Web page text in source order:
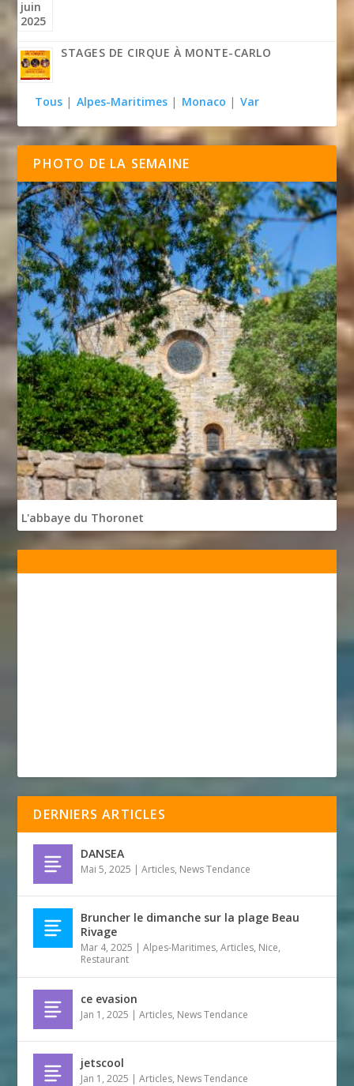
STAGES DE CIRQUE À MONTE-CARLO
Tous | Alpes-Maritimes | Monaco | Var
PHOTO DE LA SEMAINE
L'abbaye du Thoronet
DERNIERS ARTICLES
DANSEA
Mai 5, 2025 |Articles, News Tendance
Bruncher le dimanche sur la plage Beau
Rivage
Mar 4, 2025 |Alpes-Maritimes,Articles, Nice,
Restaurant
ce evasion
Jan 1, 2025 |Articles, News Tendance
jetscool
Jan 1, 2025 |Articles, News Tendance